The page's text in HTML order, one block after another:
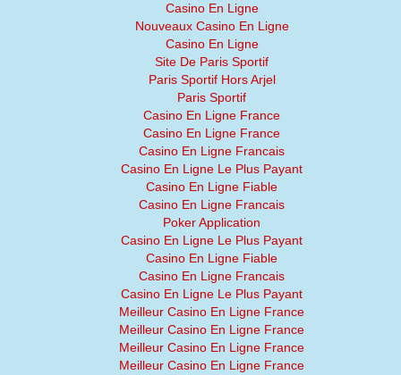
Casino En Ligne
Nouveaux Casino En Ligne
Casino En Ligne
Site De Paris Sportif
Paris Sportif Hors Arjel
Paris Sportif
Casino En Ligne France
Casino En Ligne France
Casino En Ligne Francais
Casino En Ligne Le Plus Payant
Casino En Ligne Fiable
Casino En Ligne Francais
Poker Application
Casino En Ligne Le Plus Payant
Casino En Ligne Fiable
Casino En Ligne Francais
Casino En Ligne Le Plus Payant
Meilleur Casino En Ligne France
Meilleur Casino En Ligne France
Meilleur Casino En Ligne France
Meilleur Casino En Ligne France